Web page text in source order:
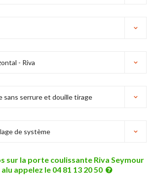
sur la porte coulissante Riva Seymour
appelez le 04 81 13 20 50